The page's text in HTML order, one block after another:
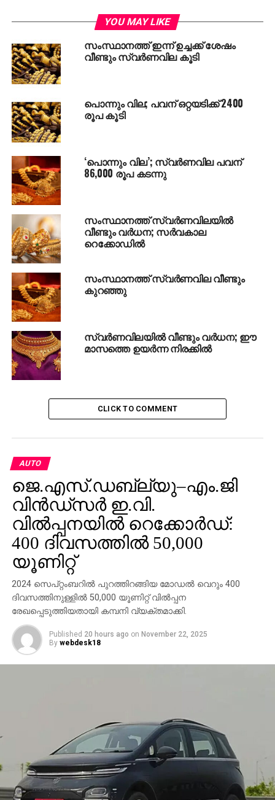
വിശ്വസ്തരെ ഏല്‍പ്പിച്ച് പരപ്പന
അഗ്രഹാരയിലേക്ക്; ജയില്‍ പരിസരത്ത്
നിരോധനാജ്ഞ
YOU MAY LIKE
സംസ്ഥാനത്ത് ഇന്ന് ഉച്ചക്ക് ശേഷം
വീണ്ടും സ്വര്‍ണവില കൂടി
പൊന്നും വില; പവന് ഒറ്റയടിക്ക് 2400
രൂപ കൂടി
‘പൊന്നും വില’; സ്വര്‍ണവില പവന്
86,000 രൂപ കടന്നു
സംസ്ഥാനത്ത് സ്വര്‍ണവിലയില്‍
വീണ്ടും വര്‍ധന; സർവകാല
റെക്കോഡിൽ
സംസ്ഥാനത്ത് സ്വര്‍ണവില വീണ്ടും
കുറഞ്ഞു
സ്വര്‍ണവിലയില്‍ വീണ്ടും വര്‍ധന; ഈ
മാസത്തെ ഉയര്‍ന്ന നിരക്കില്‍
CLICK TO COMMENT
AUTO
ജെ.എസ്‌.ഡബ്ല്യു–എം.ജി
വിൻഡ്സർ ഇ.വി.
വിൽപ്പനയിൽ റെക്കോർഡ്:
400 ദിവസത്തിൽ 50,000
യൂണിറ്റ്
2024 സെപ്റ്റംബറിൽ പുറത്തിറങ്ങിയ മോഡൽ വെറും 400
ദിവസത്തിനുള്ളിൽ 50,000 യൂണിറ്റ് വിൽപ്പന
രേഖപ്പെടുത്തിയതായി കമ്പനി വ്യക്തമാക്കി.
Published 20 hours ago on November 22, 2025
By webdesk18